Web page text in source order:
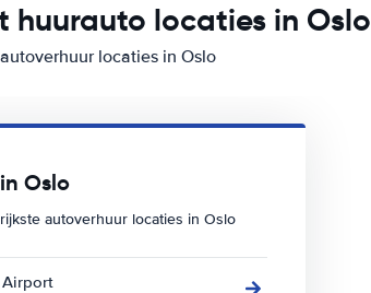
huurauto locaties in Oslo
locaties in Oslo
Oslo
autoverhuur locaties in Oslo